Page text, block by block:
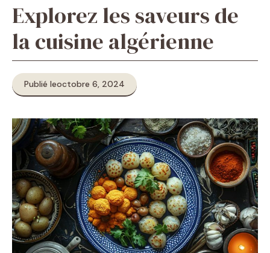
Explorez les saveurs de
la cuisine algérienne
Publié leoctobre 6, 2024